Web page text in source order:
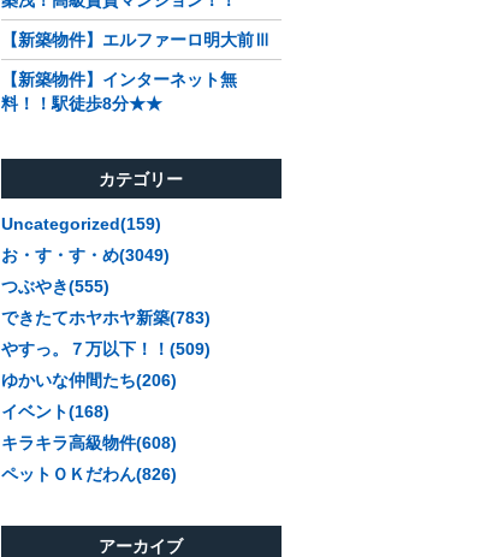
【新築物件】エルファーロ明大前Ⅲ
【新築物件】インターネット無
料！！駅徒歩8分★★
カテゴリー
Uncategorized(159)
お・す・す・め(3049)
つぶやき(555)
できたてホヤホヤ新築(783)
やすっ。７万以下！！(509)
ゆかいな仲間たち(206)
イベント(168)
キラキラ高級物件(608)
ペットＯＫだわん(826)
アーカイブ